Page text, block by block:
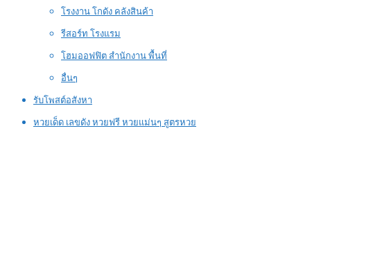
โรงงาน โกดัง คลังสินค้า
รีสอร์ท โรงแรม
โฮมออฟฟิต สำนักงาน พื้นที่
อื่นๆ
รับโพสต์อสังหา
หวยเด็ด เลขดัง หวยฟรี หวยแม่นๆ สูตรหวย